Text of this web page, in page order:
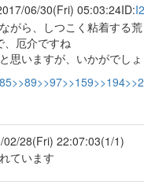
06/30(Fri) 05:03:24ID:
がら、しつこく粘着する
、厄介ですね
思いますが、いかがでしょ
>>89>>97>>159>>194
02/28(Fri) 22:07:03(1/1)
ています